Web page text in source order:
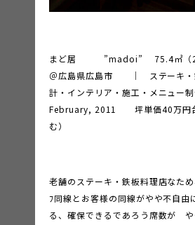
まど居 ”madoi” 75.4㎡（
＠広島県広島市 ｜ ステーキ
計・インテリア・施工・メニュー
February, 2011 坪単価40万円
む）
老舗のステーキ・鉄板料理店なた
ﾌ同線とお客様の同線がやや不自由
る、確保できるであろう席数が